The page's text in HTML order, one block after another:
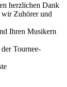
herzlichen Dank
wir Zuhörer und
Ihren Musikern
Tournee-